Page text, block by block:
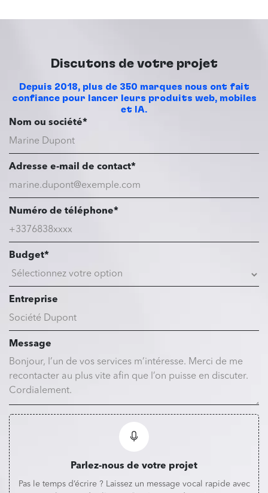
Discutons de votre projet
Depuis 2018, plus de 350 marques nous ont fait
confiance pour lancer leurs produits web, mobiles
et IA.
Nom ou société*
Adresse e-mail de contact*
Numéro de téléphone*
Budget*
Entreprise
Message
Parlez-nous de votre projet
Pas le temps d’écrire ? Laissez un message vocal rapide avec